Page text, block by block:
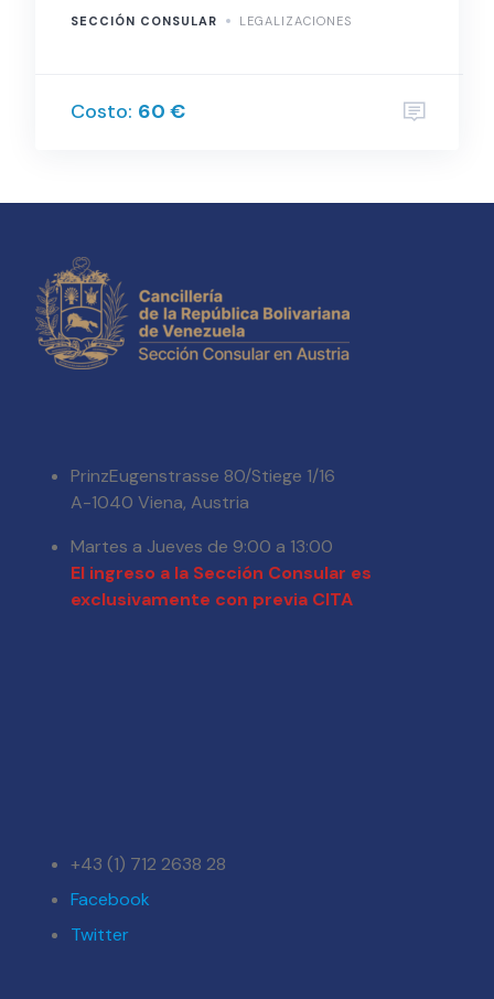
SECCIÓN CONSULAR LEGALIZACIONES
Costo: 60 €
PrinzEugenstrasse 80/Stiege 1/16
A-1040 Viena, Austria
Martes a Jueves de 9:00 a 13:00
El ingreso a la Sección Consular es
exclusivamente con previa CITA
+43 (1) 712 2638 28
Facebook
Twitter